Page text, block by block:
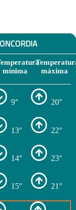
mínima
máxima
9° 20°
13° 22°
14° 23°
15° 21°